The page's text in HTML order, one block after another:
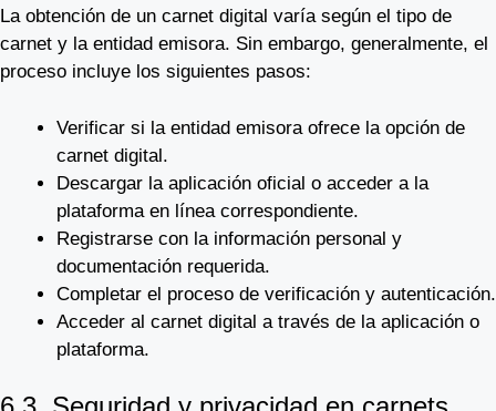
La obtención de un carnet digital varía según el tipo de
carnet y la entidad emisora. Sin embargo, generalmente, el
proceso incluye los siguientes pasos:
Verificar si la entidad emisora ofrece la opción de
carnet digital.
Descargar la aplicación oficial o acceder a la
plataforma en línea correspondiente.
Registrarse con la información personal y
documentación requerida.
Completar el proceso de verificación y autenticación.
Acceder al carnet digital a través de la aplicación o
plataforma.